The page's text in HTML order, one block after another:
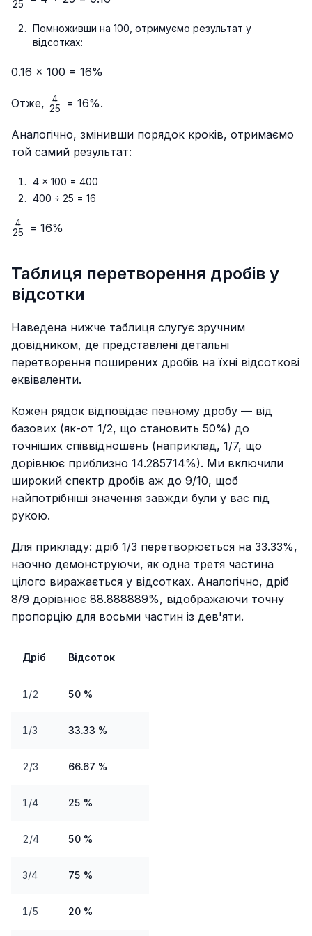
25
Помноживши на 100, отримуємо результат у
відсотках:
0.16 × 100 = 16%
Отже, \frac{4}
25
4 = 16%.
Аналогічно, змінивши порядок кроків, отримаємо
той самий результат:
4 × 100 = 400
400 ÷ 25 = 16
\frac{4}
25
4 = 16%
Таблиця перетворення дробів у
відсотки
Наведена нижче таблиця слугує зручним
довідником, де представлені детальні
перетворення поширених дробів на їхні відсоткові
еквіваленти.
Кожен рядок відповідає певному дробу — від
базових (як-от 1/2, що становить 50%) до
точніших співвідношень (наприклад, 1/7, що
дорівнює приблизно 14.285714%). Ми включили
широкий спектр дробів аж до 9/10, щоб
найпотрібніші значення завжди були у вас під
рукою.
Для прикладу: дріб 1/3 перетворюється на 33.33%,
наочно демонструючи, як одна третя частина
цілого виражається у відсотках. Аналогічно, дріб
8/9 дорівнює 88.888889%, відображаючи точну
пропорцію для восьми частин із дев'яти.
Дріб Відсоток
1/2 50 %
1/3 33.33 %
2/3 66.67 %
1/4 25 %
2/4 50 %
3/4 75 %
1/5 20 %